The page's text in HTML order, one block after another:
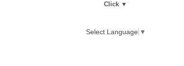
Click ▼
Select Language ▼